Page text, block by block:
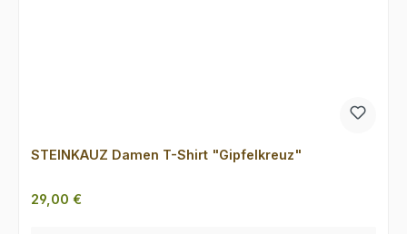
STEINKAUZ Damen T-Shirt "Gipfelkreuz"
Regulärer Preis:
29,00 €